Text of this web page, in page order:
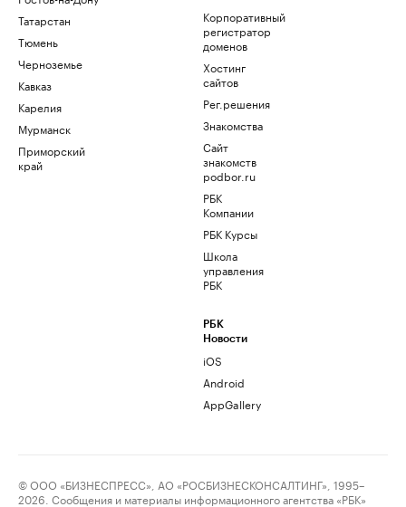
Татарстан
Тюмень
Черноземье
Кавказ
Карелия
Мурманск
Приморский
край
Корпоративный
регистратор
доменов
Хостинг
сайтов
Рег.решения
Знакомства
Сайт
знакомств
podbor.ru
РБК
Компании
РБК Курсы
Школа
управления
РБК
РБК
Новости
iOS
Android
AppGallery
© ООО «БИЗНЕСПРЕСС», АО «РОСБИЗНЕСКОНСАЛТИНГ», 1995–
2026. Сообщения и материалы информационного агентства «РБК»